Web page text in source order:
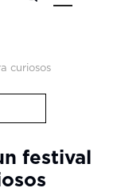
curiosos
festival